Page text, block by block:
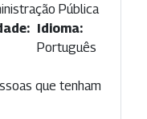
Pública
Idioma:
Português
que tenham